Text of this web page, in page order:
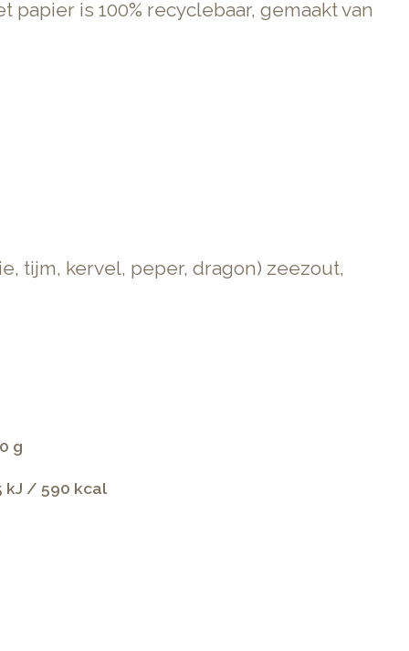
is 100% recyclebaar, gemaakt van
tijm, kervel, peper, dragon) zeezout,
g
kJ / 590 kcal